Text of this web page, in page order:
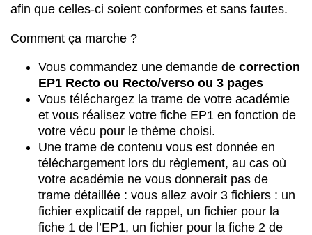
afin que celles-ci soient conformes et sans fautes.
Comment ça marche ?
Vous commandez une demande de correction
EP1 Recto ou Recto/verso ou 3 pages
Vous téléchargez la trame de votre académie
et vous réalisez votre fiche EP1 en fonction de
votre vécu pour le thème choisi.
Une trame de contenu vous est donnée en
téléchargement lors du règlement, au cas où
votre académie ne vous donnerait pas de
trame détaillée : vous allez avoir 3 fichiers : un
fichier explicatif de rappel, un fichier pour la
fiche 1 de l’EP1, un fichier pour la fiche 2 de